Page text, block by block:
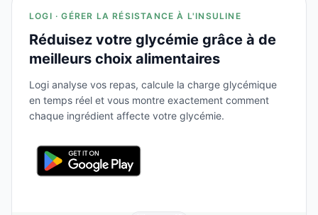
LOGI · GÉRER LA RÉSISTANCE À L'INSULINE
Réduisez votre glycémie grâce à de
meilleurs choix alimentaires
Logi analyse vos repas, calcule la charge glycémique
en temps réel et vous montre exactement comment
chaque ingrédient affecte votre glycémie.